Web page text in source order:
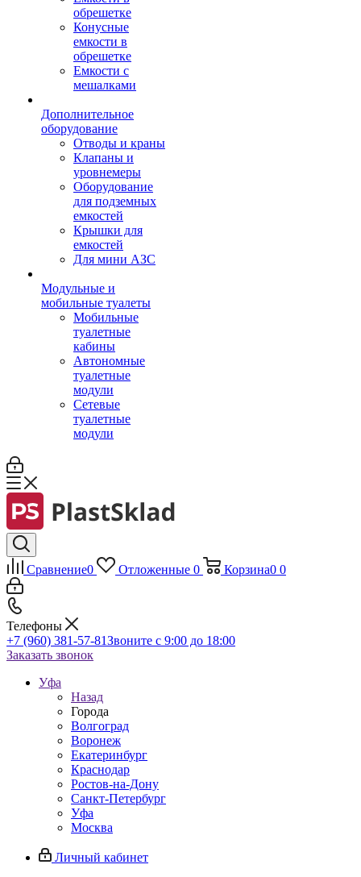
обрешетке
Конусные
емкости в
обрешетке
Емкости с
мешалками
Дополнительное
оборудование
Отводы и краны
Клапаны и
уровнемеры
Оборудование
для подземных
емкостей
Крышки для
емкостей
Для мини АЗС
Модульные и
мобильные туалеты
Мобильные
туалетные
кабины
Автономные
туалетные
модули
Сетевые
туалетные
модули
Сравнение0 Отложенные 0 Корзина0 0
Телефоны
+7 (960) 381-57-81Звоните с 9:00 до 18:00
Заказать звонок
Уфа
Назад
Города
Волгоград
Воронеж
Екатеринбург
Краснодар
Ростов-на-Дону
Санкт-Петербург
Уфа
Москва
Личный кабинет